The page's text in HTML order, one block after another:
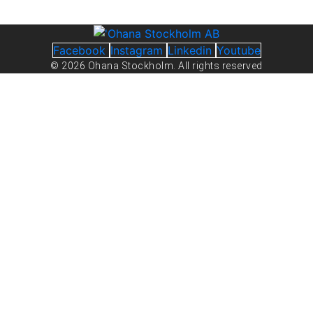
Facebook Instagram Linkedin Youtube
© 2026 Ohana Stockholm. All rights reserved